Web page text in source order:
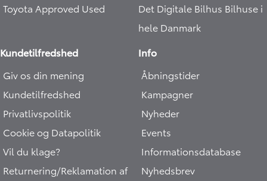
Toyota Approved Used
Det Digitale Bilhus Bilhuse i
hele Danmark
Kundetilfredshed
Giv os din mening
Kundetilfredshed
Privatlivspolitik
Cookie og Datapolitik
Vil du klage?
Returnering/Reklamation af
Info
Åbningstider
Kampagner
Nyheder
Events
Informationsdatabase
Nyhedsbrev